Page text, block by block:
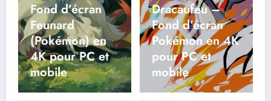
Fond d’écran
Feunard
(Pokémon) en
4K pour PC et
mobile
Dracaufeu –
Fond d’écran
Pokémon en 4K
pour PC et
mobile